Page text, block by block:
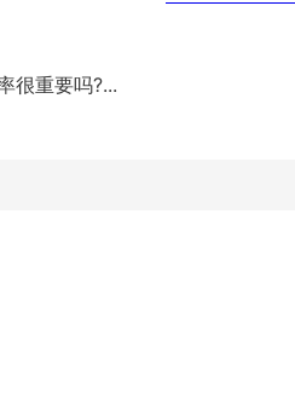
很重要吗?...